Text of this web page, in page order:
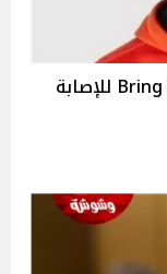
تفاصيل تعرض مخرج فيلم Bring Her Back للإصابة